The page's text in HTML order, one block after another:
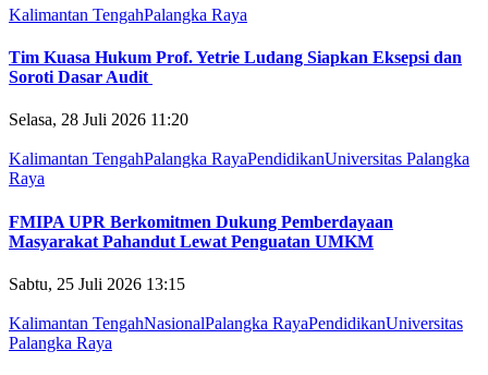
Kalimantan TengahPalangka Raya
Tim Kuasa Hukum Prof. Yetrie Ludang Siapkan Eksepsi dan
Soroti Dasar Audit
Selasa, 28 Juli 2026 11:20
Kalimantan TengahPalangka RayaPendidikanUniversitas Palangka
Raya
FMIPA UPR Berkomitmen Dukung Pemberdayaan
Masyarakat Pahandut Lewat Penguatan UMKM
Sabtu, 25 Juli 2026 13:15
Kalimantan TengahNasionalPalangka RayaPendidikanUniversitas
Palangka Raya